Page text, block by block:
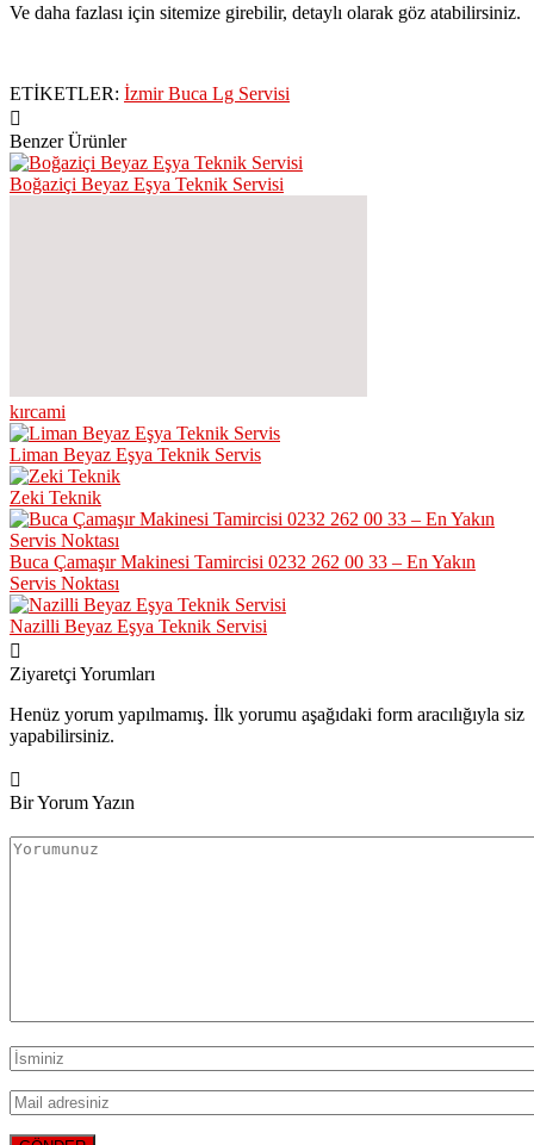
Ve daha fazlası için sitemize girebilir, detaylı olarak göz atabilirsiniz.
ETİKETLER: İzmir Buca Lg Servisi
Benzer Ürünler
Boğaziçi Beyaz Eşya Teknik Servisi
kırcami
Liman Beyaz Eşya Teknik Servis
Zeki Teknik
Buca Çamaşır Makinesi Tamircisi 0232 262 00 33 – En Yakın
Servis Noktası
Nazilli Beyaz Eşya Teknik Servisi
Ziyaretçi Yorumları
Henüz yorum yapılmamış. İlk yorumu aşağıdaki form aracılığıyla siz
yapabilirsiniz.
Bir Yorum Yazın